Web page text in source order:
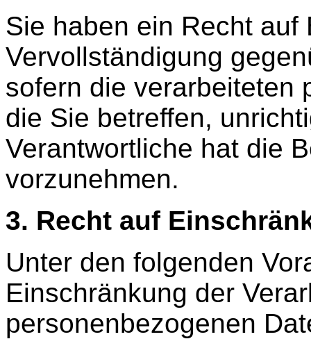
Sie haben ein Recht
Vervollständigung
sofern die verarbeiteten
die Sie betreffen,
Verantwortliche hat die
vorzunehmen.
3. Recht auf
Unter den folgenden
Einschränkung der
personenbezogenen